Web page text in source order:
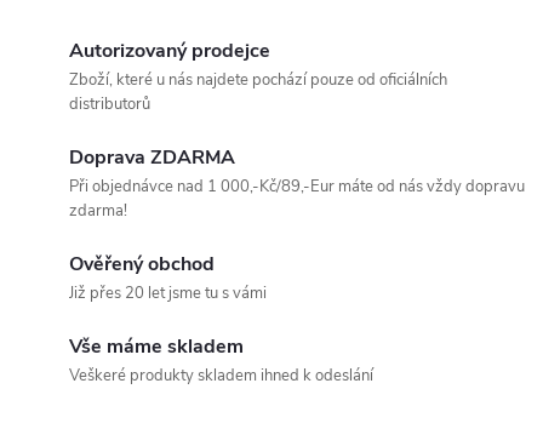
Autorizovaný prodejce
Zboží, které u nás najdete pochází pouze od oficiálních
distributorů
Doprava ZDARMA
Při objednávce nad 1 000,-Kč/89,-Eur máte od nás vždy dopravu
zdarma!
Ověřený obchod
Již přes 20 let jsme tu s vámi
Vše máme skladem
Veškeré produkty skladem ihned k odeslání